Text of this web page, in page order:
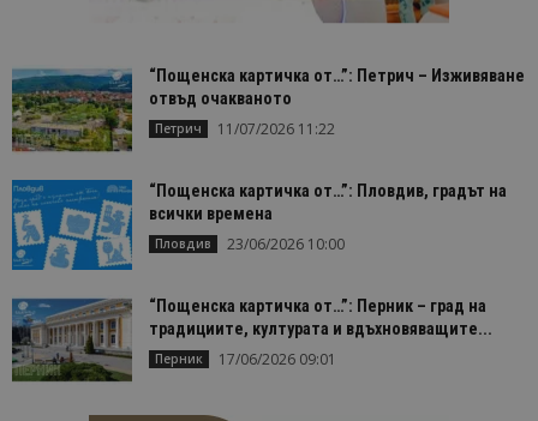
“Пощенска картичка от…”: Петрич – Изживяване
отвъд очакваното
Петрич 11/07/2026 11:22
“Пощенска картичка от…”: Пловдив, градът на
всички времена
Пловдив 23/06/2026 10:00
“Пощенска картичка от…”: Перник – град на
традициите, културата и вдъхновяващите...
Перник 17/06/2026 09:01